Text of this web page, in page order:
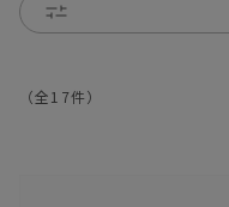
（全17件）